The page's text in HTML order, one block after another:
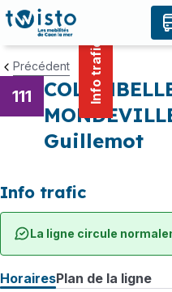
principal
Info trafic
Précédent
111
Guillemot
Info trafic
La ligne circule
HorairesPlan de la ligne
Panneau de gestion des